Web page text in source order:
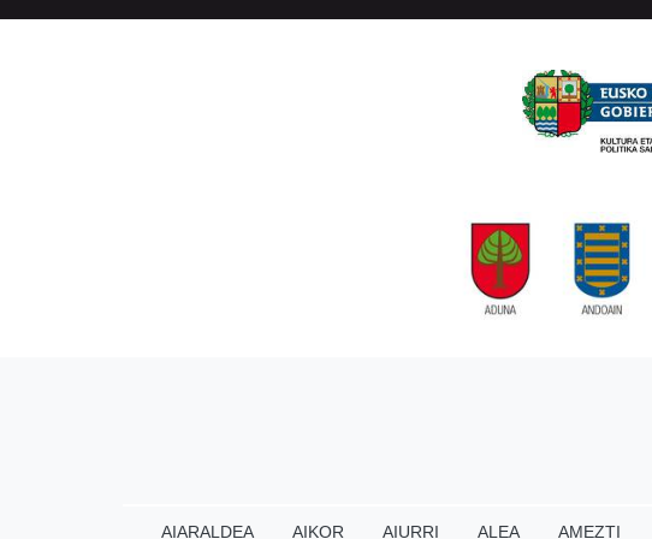
AIARALDEA AIKOR AIURRI ALEA AMEZTI